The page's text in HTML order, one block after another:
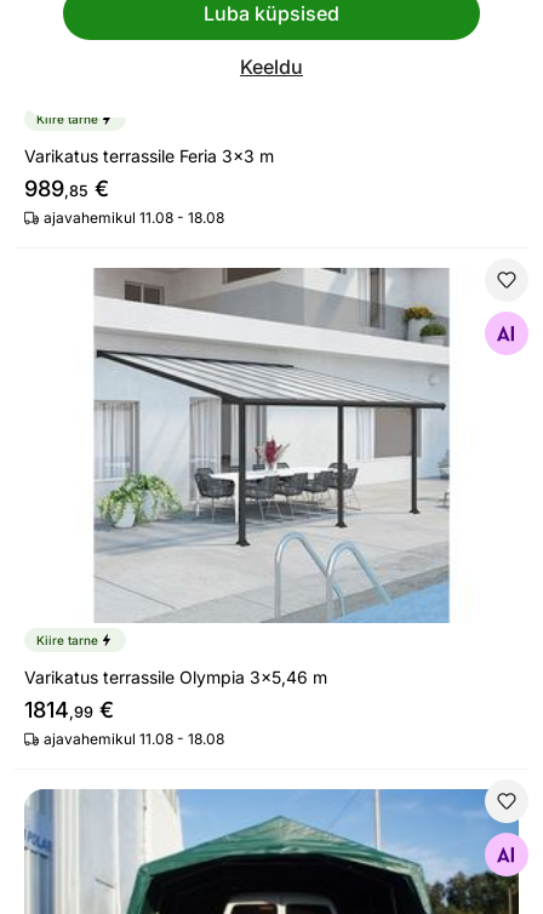
Luba küpsised
Keeldu
Kiire tarne
Varikatus terrassile Feria 3x3 m
989,85 €
ajavahemikul 11.08 - 18.08
Varikatus terrassile Olympia 3x5,46 m
Otsi sarnaseid
Kiire tarne
Varikatus terrassile Olympia 3x5,46 m
1814,99 €
ajavahemikul 11.08 - 18.08
Autotelk Põhjala
Otsi sarnaseid